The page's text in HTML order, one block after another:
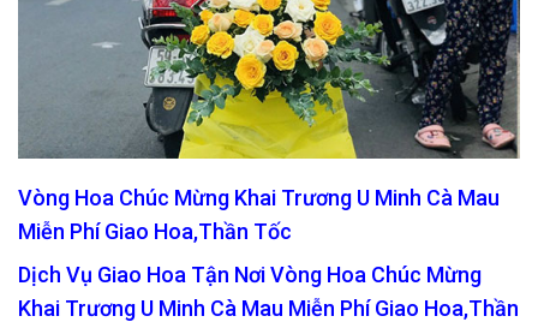
Vòng Hoa Chúc Mừng Khai Trương U Minh Cà Mau
Miễn Phí Giao Hoa,Thần Tốc
Dịch Vụ Giao Hoa Tận Nơi Vòng Hoa Chúc Mừng
Khai Trương U Minh Cà Mau Miễn Phí Giao Hoa,Thần